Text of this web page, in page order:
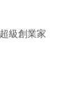
級創業家